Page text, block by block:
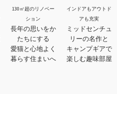
130㎡超のリノベー
ション
長年の思いをか
たちにする
愛猫と心地よく
暮らす住まいへ
インドアもアウトド
アも充実
ミッドセンチュ
リーの名作と
キャンプギアで
楽しむ趣味部屋